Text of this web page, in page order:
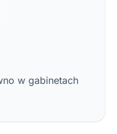
w gabinetach